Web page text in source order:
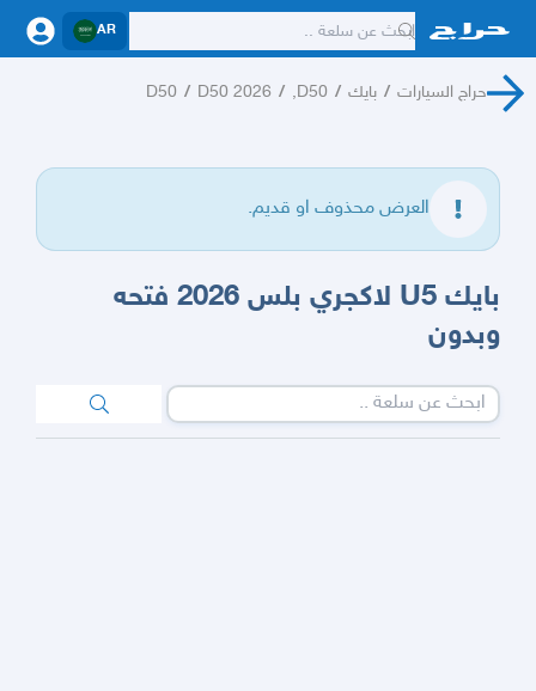
AR
حراج السيارات / بايك /
D50,
/
D50 2026
/
D50
العرض محذوف او قديم.
بايك U5 لاكجري بلس 2026 فتحه
وبدون